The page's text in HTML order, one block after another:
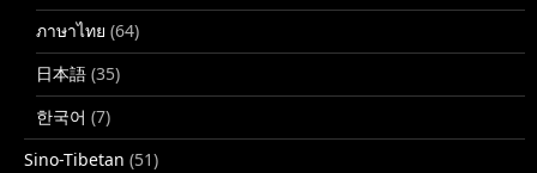
ภาษาไทย (64)
日本語 (35)
한국어 (7)
Sino-Tibetan (51)